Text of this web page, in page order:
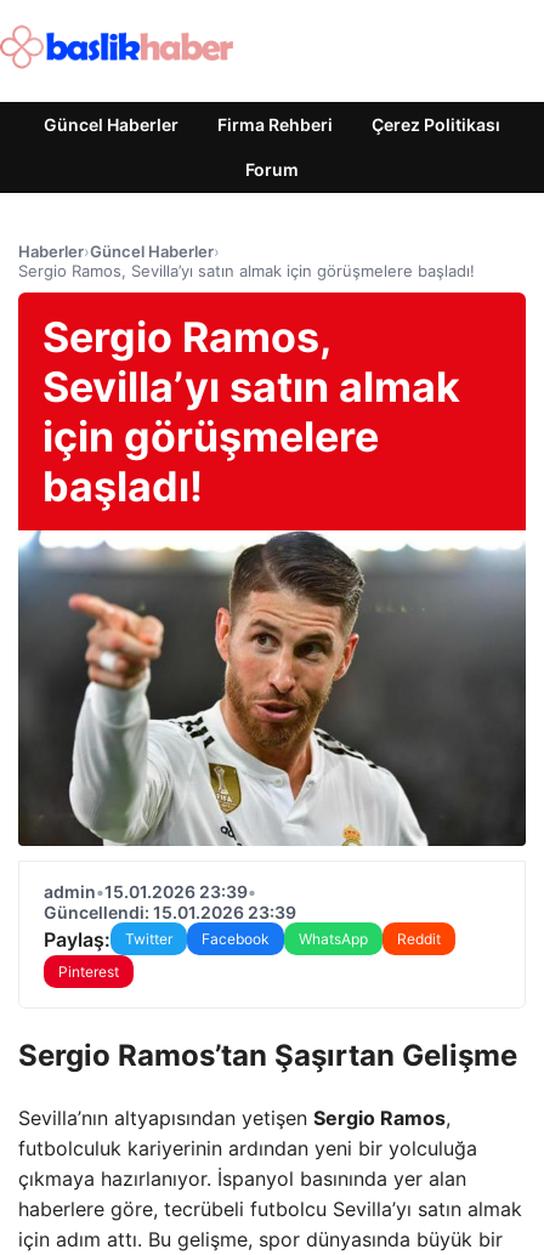
Güncel Haberler Firma Rehberi Çerez Politikası
Forum
Haberler›Güncel Haberler›
Sergio Ramos, Sevilla’yı satın almak için görüşmelere başladı!
Sergio Ramos,
Sevilla’yı satın almak
için görüşmelere
başladı!
admin•15.01.2026 23:39•
Güncellendi: 15.01.2026 23:39
Paylaş: Twitter Facebook WhatsApp
Reddit
Pinterest
Sergio Ramos’tan Şaşırtan Gelişme
Sevilla’nın altyapısından yetişen Sergio Ramos,
futbolculuk kariyerinin ardından yeni bir yolculuğa
çıkmaya hazırlanıyor. İspanyol basınında yer alan
haberlere göre, tecrübeli futbolcu Sevilla’yı satın almak
için adım attı. Bu gelişme, spor dünyasında büyük bir